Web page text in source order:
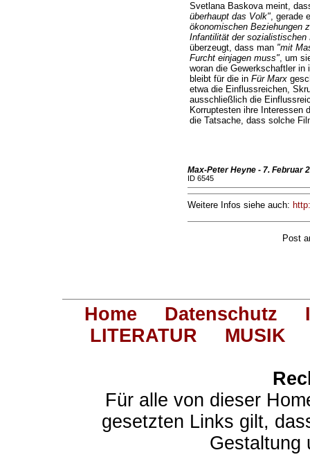
Svetlana Baskova meint,
überhaupt das Volk", gerade
ökonomischen Beziehungen
Infantilität der sozialistischen
überzeugt, dass man "mit
Furcht einjagen muss", um
woran die Gewerkschaftler
bleibt für die in Für Marx
etwa die Einflussreichen,
ausschließlich die
Korruptesten ihre Interessen
die Tatsache, dass solche
Max-Peter Heyne - 7. Februar
ID 6545
Weitere Infos siehe auch:
Post
Home Datenschutz
LITERATUR
MUSIK
Für alle von dieser
gesetzten Links gilt,
Gestaltung